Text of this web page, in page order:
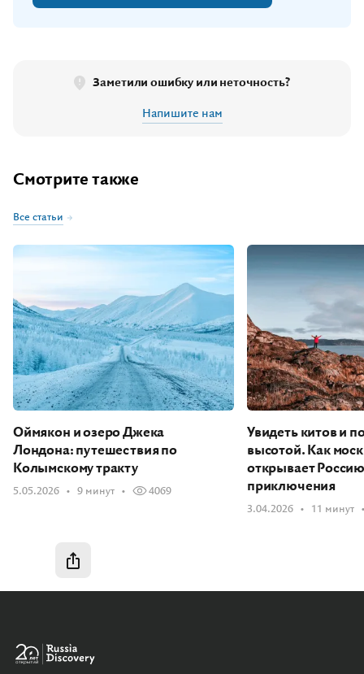
Заметили ошибку или неточность?
Напишите нам
Смотрите также
Все статьи
Оймякон и озеро Джека
Лондона: путешествия по
Колымскому тракту
5.05.2026 9 минут 4069
Увидеть китов и
высотой. Как
открывает
приключения
3.04.2026 11 минут
Быстрая навигация
Магадан не для всех
Ожидание vs реальность